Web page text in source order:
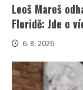
Leoš Mareš
Floridě: Jde o
6. 8. 2026